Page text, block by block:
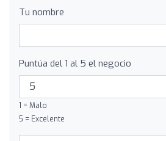
Tu nombre
Puntúa del 1 al 5 el negocio
1 = Malo
5 = Excelente